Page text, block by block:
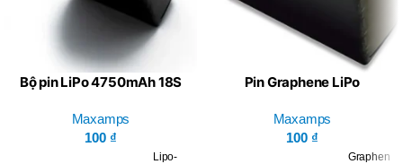
Bộ pin LiPo 4750mAh 18S
Maxamps
100 ₫
Lipo-
Pin Graphene LiPo
Maxamps
Maxamps
100 ₫
Graphene-